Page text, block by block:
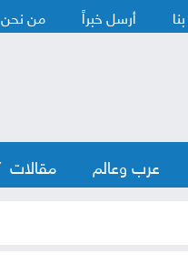
أرسل خبراً من نحن
عرب وعالم مقالات